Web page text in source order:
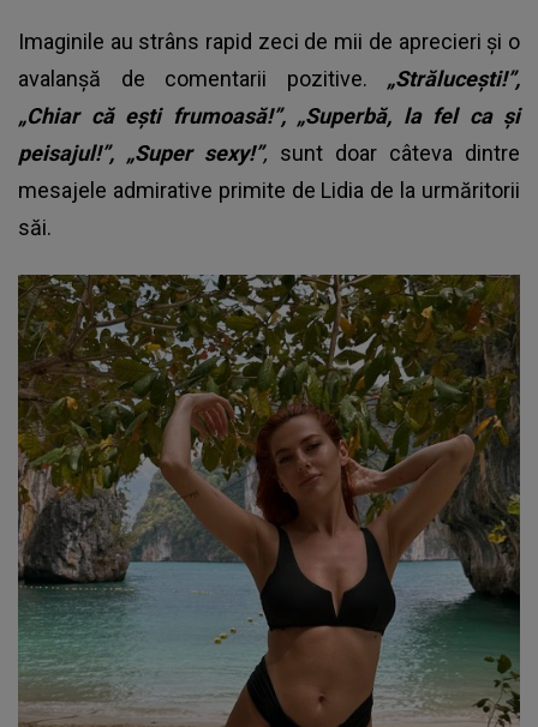
Imaginile au strâns rapid zeci de mii de aprecieri și o
avalanșă de comentarii pozitive. „Strălucești!”,
„Chiar că ești frumoasă!”, „Superbă, la fel ca și
peisajul!”, „Super sexy!”, sunt doar câteva dintre
mesajele admirative primite de Lidia de la urmăritorii
săi.